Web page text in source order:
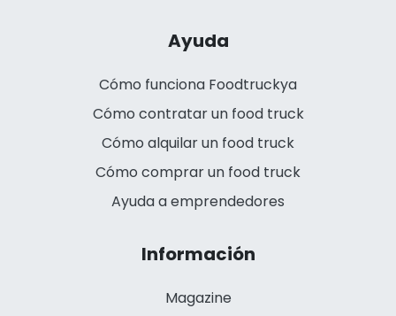
Ayuda
Cómo funciona Foodtruckya
Cómo contratar un food truck
Cómo alquilar un food truck
Cómo comprar un food truck
Ayuda a emprendedores
Información
Magazine